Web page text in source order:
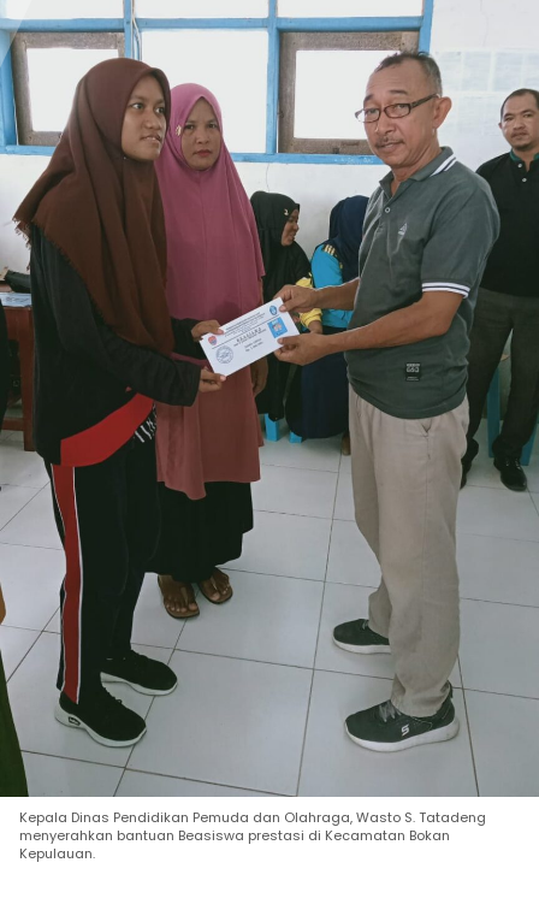
Kepala Dinas Pendidikan Pemuda dan Olahraga, Wasto S. Tatadeng
menyerahkan bantuan Beasiswa prestasi di Kecamatan Bokan
Kepulauan.